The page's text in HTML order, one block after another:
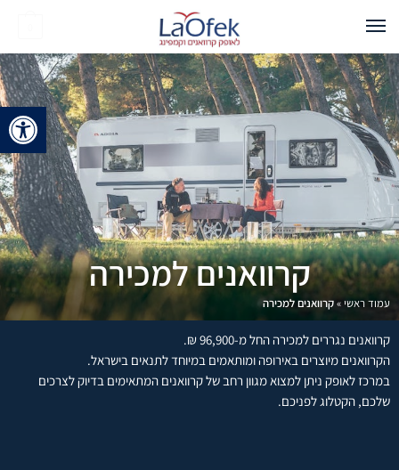
קרוואנים למכירה
עמוד ראשי»קרוואנים למכירה
קרוואנים נגררים למכירה החל מ-96,900 ₪.
הקרוואנים מיוצרים באירופה ומותאמים במיוחד לתנאים בישראל.
במרכז לאופק ניתן למצוא מגוון רחב של קרוואנים המתאימים בדיוק לצרכים
שלכם, הקטלוג לפניכם.